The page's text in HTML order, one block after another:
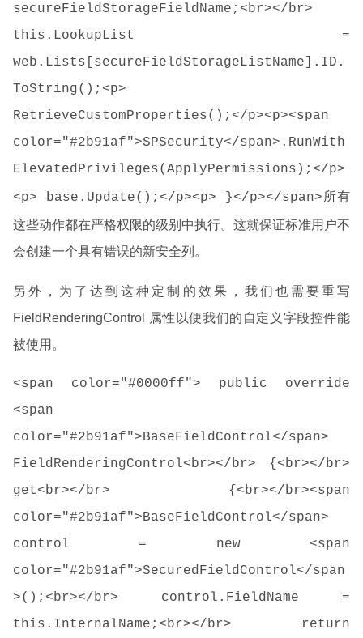
secureFieldStorageFieldName;<br></br>
this.LookupList =
web.Lists[secureFieldStorageListName].ID.
ToString();<p>
RetrieveCustomProperties();</p><p><span
color="#2b91af">SPSecurity</span>.RunWith
ElevatedPrivileges(ApplyPermissions);</p>
<p> base.Update();</p><p> }</p></span> 所有
这些动作都在严格权限的级别中执行。这就保证标准用户不
会创建一个具有错误的新安全列。
另外，为了达到这种定制的效果，我们也需要重写
FieldRenderingControl 属性以便我们的自定义字段控件能
被使用。
<span color="#0000ff"> public override
<span
color="#2b91af">BaseFieldControl</span>
FieldRenderingControl<br></br> {<br></br>
get<br></br> {<br></br><span
color="#2b91af">BaseFieldControl</span>
control = new <span
color="#2b91af">SecuredFieldControl</span
>();<br></br> control.FieldName =
this.InternalName;<br></br> return